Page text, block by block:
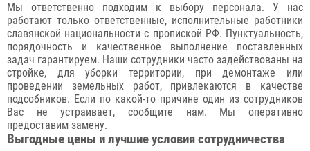
Мы ответственно подходим к выбору персонала. У нас
работают только ответственные, исполнительные работники
славянской национальности с пропиской РФ. Пунктуальность,
порядочность и качественное выполнение поставленных
задач гарантируем. Наши сотрудники часто задействованы на
стройке, для уборки территории, при демонтаже или
проведении земельных работ, привлекаются в качестве
подсобников. Если по какой-то причине один из сотрудников
Вас не устраивает, сообщите нам. Мы оперативно
предоставим замену.
Выгодные цены и лучшие условия сотрудничества